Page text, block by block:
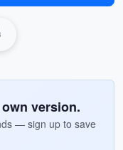
version.
— sign up to save